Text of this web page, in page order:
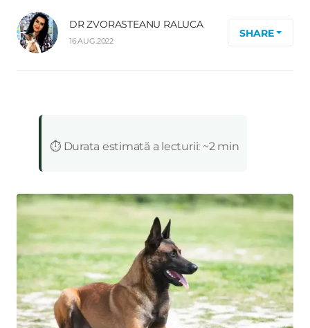
DR ZVORASTEANU RALUCA
16.AUG.2022
SHARE
⏱️ Durata estimată a lecturii: ~2 min